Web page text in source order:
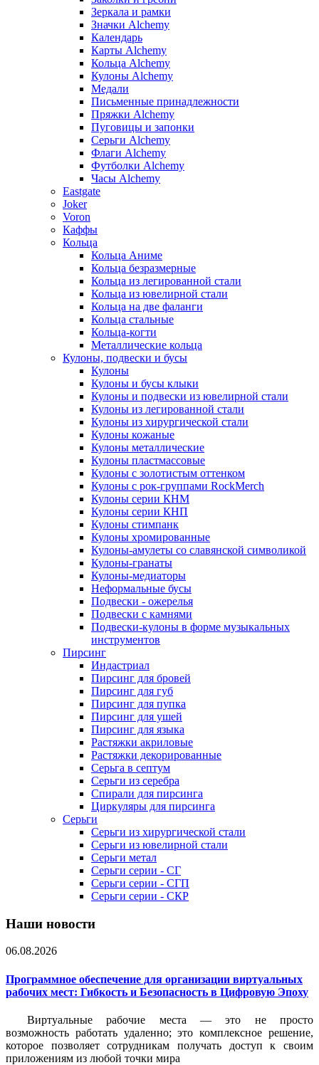
Зеркала и рамки
Значки Alchemy
Календарь
Карты Alchemy
Кольца Alchemy
Кулоны Alchemy
Медали
Письменные принадлежности
Пряжки Alchemy
Пуговицы и запонки
Серьги Alchemy
Флаги Alchemy
Футболки Alchemy
Часы Alchemy
Eastgate
Joker
Voron
Каффы
Кольца
Кольца Аниме
Кольца безразмерные
Кольца из легированной стали
Кольца из ювелирной стали
Кольца на две фаланги
Кольца стальные
Кольца-когти
Металлические кольца
Кулоны, подвески и бусы
Кулоны
Кулоны и бусы клыки
Кулоны и подвески из ювелирной стали
Кулоны из легированной стали
Кулоны из хирургической стали
Кулоны кожаные
Кулоны металлические
Кулоны пластмассовые
Кулоны с золотистым оттенком
Кулоны с рок-группами RockMerch
Кулоны серии КНМ
Кулоны серии КНП
Кулоны стимпанк
Кулоны хромированные
Кулоны-амулеты со славянской символикой
Кулоны-гранаты
Кулоны-медиаторы
Неформальные бусы
Подвески - ожерелья
Подвески с камнями
Подвески-кулоны в форме музыкальных
инструментов
Пирсинг
Индастриал
Пирсинг для бровей
Пирсинг для губ
Пирсинг для пупка
Пирсинг для ушей
Пирсинг для языка
Растяжки акриловые
Растяжки декорированные
Серьга в септум
Серьги из серебра
Спирали для пирсинга
Циркуляры для пирсинга
Серьги
Серьги из хирургической стали
Серьги из ювелирной стали
Серьги метал
Серьги серии - СГ
Серьги серии - СГП
Серьги серии - СКР
Наши новости
06.08.2026
Программное обеспечение для организации виртуальных
рабочих мест: Гибкость и Безопасность в Цифровую Эпоху
Виртуальные рабочие места — это не просто
возможность работать удаленно; это комплексное решение,
которое позволяет сотрудникам получать доступ к своим
приложениям из любой точки мира